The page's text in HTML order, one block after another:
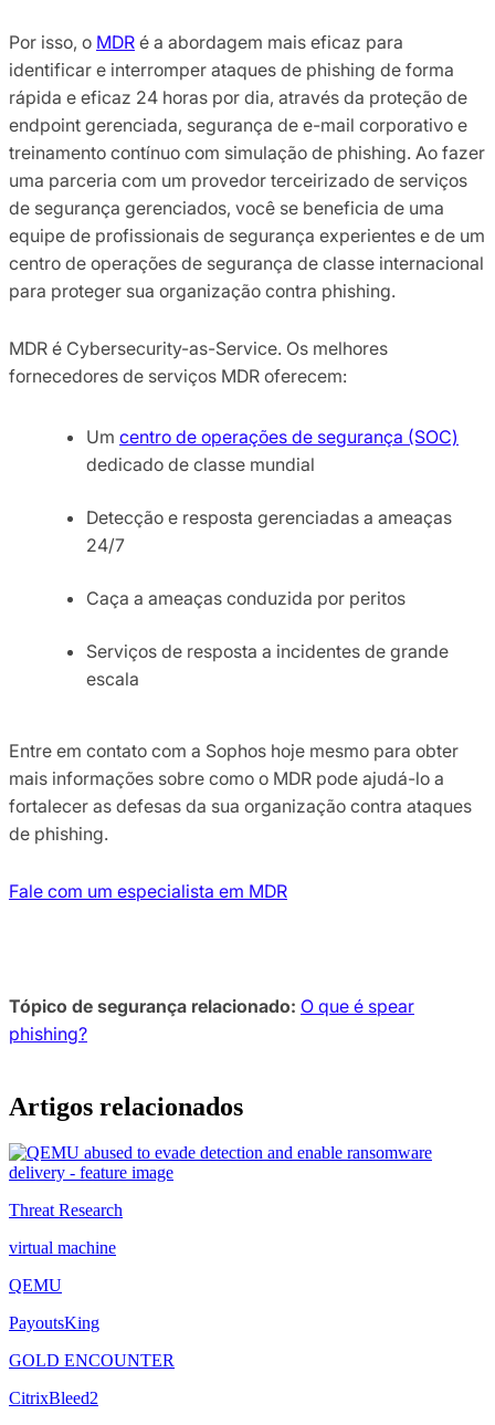
Por isso, o MDR é a abordagem mais eficaz para
identificar e interromper ataques de phishing de forma
rápida e eficaz 24 horas por dia, através da proteção de
endpoint gerenciada, segurança de e-mail corporativo e
treinamento contínuo com simulação de phishing. Ao fazer
uma parceria com um provedor terceirizado de serviços
de segurança gerenciados, você se beneficia de uma
equipe de profissionais de segurança experientes e de um
centro de operações de segurança de classe internacional
para proteger sua organização contra phishing.
MDR é Cybersecurity-as-Service. Os melhores
fornecedores de serviços MDR oferecem:
Um centro de operações de segurança (SOC)
dedicado de classe mundial
Detecção e resposta gerenciadas a ameaças
24/7
Caça a ameaças conduzida por peritos
Serviços de resposta a incidentes de grande
escala
Entre em contato com a Sophos hoje mesmo para obter
mais informações sobre como o MDR pode ajudá-lo a
fortalecer as defesas da sua organização contra ataques
de phishing.
Fale com um especialista em MDR
Tópico de segurança relacionado: O que é spear
phishing?
Artigos relacionados
Threat Research
virtual machine
QEMU
PayoutsKing
GOLD ENCOUNTER
CitrixBleed2